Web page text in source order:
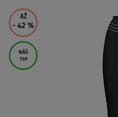
AŽ
- 42 %
NÁŠ
TIP